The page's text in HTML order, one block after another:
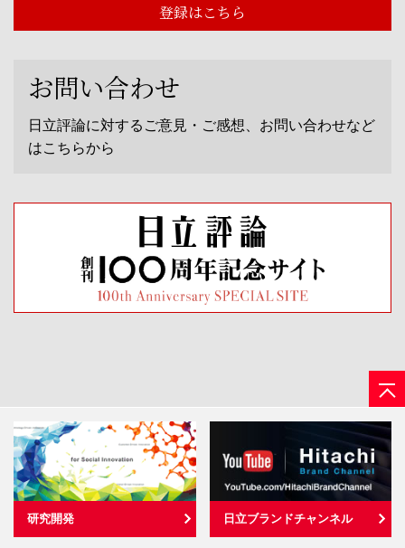
登録はこちら
お問い合わせ
日立評論に対するご意見・ご感想、お問い合わせなど
はこちらから
研究開発 日立ブランドチャンネル